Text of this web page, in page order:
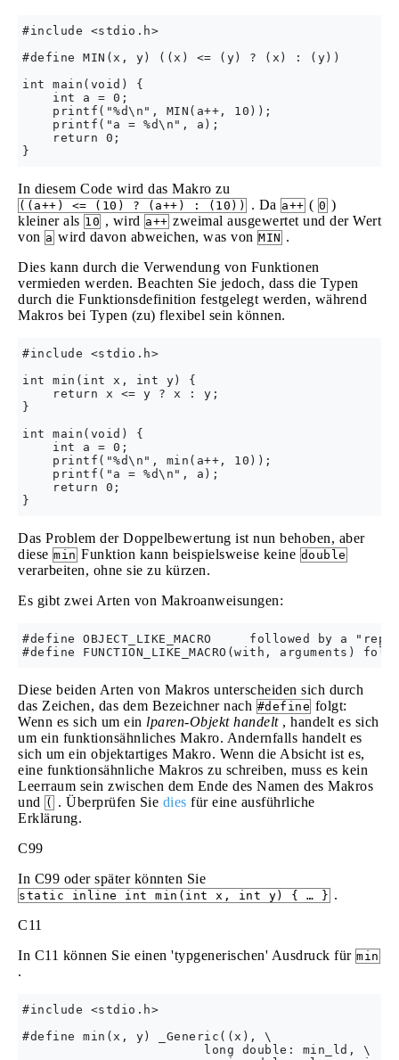
#include <stdio.h>
#define MIN(x, y) ((x) <= (y) ? (x) : (y))
int main(void) {
    int a = 0;
    printf("%d\n", MIN(a++, 10));
    printf("a = %d\n", a);
    return 0;
In diesem Code wird das Makro zu
((a++) <= (10) ? (a++) : (10)) . Da a++ ( 0 )
kleiner als 10 , wird a++ zweimal ausgewertet und der Wert
von a wird davon abweichen, was von MIN .
Dies kann durch die Verwendung von Funktionen
vermieden werden. Beachten Sie jedoch, dass die Typen
durch die Funktionsdefinition festgelegt werden, während
Makros bei Typen (zu) flexibel sein können.
#include <stdio.h>
int min(int x, int y) {
    return x <= y ? x : y;
}
int main(void) {
    int a = 0;
    printf("%d\n", min(a++, 10));
    printf("a = %d\n", a);
    return 0;
Das Problem der Doppelbewertung ist nun behoben, aber
diese min Funktion kann beispielsweise keine double
verarbeiten, ohne sie zu kürzen.
Es gibt zwei Arten von Makroanweisungen:
#define OBJECT_LIKE_MACRO     followed by a
Diese beiden Arten von Makros unterscheiden sich durch
das Zeichen, das dem Bezeichner nach #define folgt:
Wenn es sich um ein lparen-Objekt handelt, handelt es sich
um ein funktionsähnliches Makro. Andernfalls handelt es
sich um ein objektartiges Makro. Wenn die Absicht ist es,
eine funktionsähnliche Makros zu schreiben, muss es kein
Leerraum sein zwischen dem Ende des Namen des Makros
und ( . Überprüfen Sie dies für eine ausführliche
Erklärung.
C99
In C99 oder später könnten Sie
static inline int min(int x, int y) { … } .
C11
In C11 können Sie einen 'typgenerischen' Ausdruck für min
.
#include <stdio.h>
#define min(x, y) _Generic((x), \
                        long double: min_ld, \